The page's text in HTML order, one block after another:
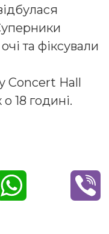
та фіксували
Concert Hall
18 годині.